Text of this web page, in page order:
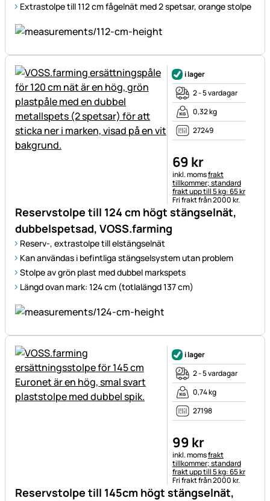
Extrastolpe till 112 cm fågelnät med 2 spetsar, orange stolpe
Reservstolpe till 124 cm högt stängselnät,
dubbelspetsad, VOSS.farming
Reserv-, extrastolpe till elstängselnät
Kan användas i befintliga stängselsystem utan problem
Stolpe av grön plast med dubbel markspets
Längd ovan mark: 124 cm (totlalängd 137 cm)
i lager
2 - 5 vardagar
0,32 kg
27249
69 kr
Skatteinformation:
inkl. momsfrakt
tillkommer; standard
frakt upp till 5 kg: 65 kr
Fri frakt från 2000 kr.
Reservstolpe till 145cm högt stängselnät,
i lager
2 - 5 vardagar
0,74 kg
27198
99 kr
Skatteinformation:
inkl. momsfrakt
tillkommer; standard
frakt upp till 5 kg: 65 kr
Fri frakt från 2000 kr.